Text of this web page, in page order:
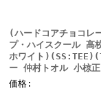
(ハードコアチョコレ
プ・ハイスクール 高
ホワイト
ー 仲村トオル 小椋
価格: